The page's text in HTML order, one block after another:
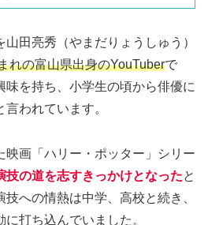
田亮秀（やまだりょうしゅう）
れの富山県出身のYouTuberで
味を持ち、小学生の頃から俳優に
われています。
映画「ハリー・ポッター」シリー
技の道を志すきっかけとなったと
への情熱は中学、高校と続き、
打ち込んでいました。